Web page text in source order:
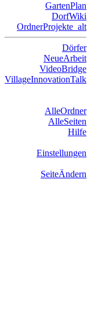
GartenPlan
DorfWiki
OrdnerProjekte_alt
Dörfer
NeueArbeit
VideoBridge
VillageInnovationTalk
AlleOrdner
AlleSeiten
Hilfe
Einstellungen
SeiteÄndern